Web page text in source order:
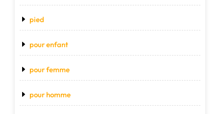
pied
pour enfant
pour femme
pour homme